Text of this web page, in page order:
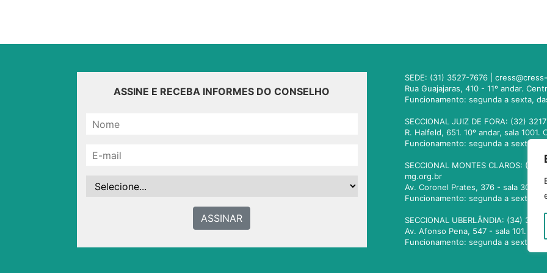
ASSINE E RECEBA INFORMES DO CONSELHO
ASSINAR
SEDE: (31) 3527-7676 |
Rua Guajajaras, 410 - 11º andar.
Funcionamento: segunda a sexta,
SECCIONAL JUIZ DE FORA: (32)
R. Halfeld, 651. 10º andar, sala
Funcionamento: segunda a sexta,
SECCIONAL MONTES CLAROS:
mg.org.br
Av. Coronel Prates, 376 - sala 301.
Funcionamento: segunda a sexta,
SECCIONAL UBERLÂNDIA: (34)
Av. Afonso Pena, 547 - sala 101.
Funcionamento: segunda a sexta,